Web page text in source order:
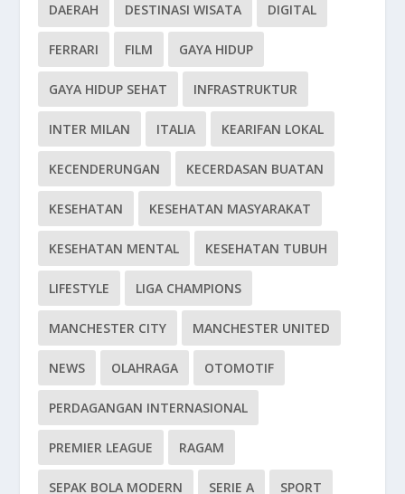
DAERAH DESTINASI WISATA DIGITAL
FERRARI FILM GAYA HIDUP
GAYA HIDUP SEHAT INFRASTRUKTUR
INTER MILAN ITALIA KEARIFAN LOKAL
KECENDERUNGAN KECERDASAN BUATAN
KESEHATAN KESEHATAN MASYARAKAT
KESEHATAN MENTAL KESEHATAN TUBUH
LIFESTYLE LIGA CHAMPIONS
MANCHESTER CITY MANCHESTER UNITED
NEWS OLAHRAGA OTOMOTIF
PERDAGANGAN INTERNASIONAL
PREMIER LEAGUE RAGAM
SEPAK BOLA MODERN SERIE A SPORT